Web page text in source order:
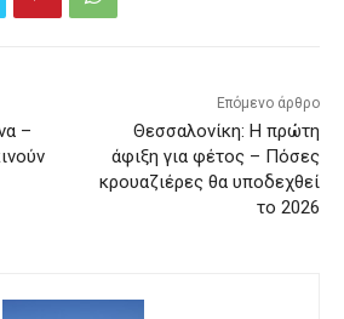
–
Επόμενο άρθρο
Θεσσαλονίκη: Η πρώτη
άφιξη για φέτος – Πόσες
κρουαζιέρες θα υποδεχθεί
το 2026